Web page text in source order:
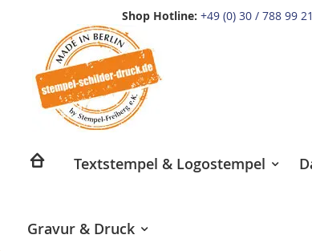
Shop Hotline: +49 (0) 30 / 788 99
springen
Textstempel & Logostempel
Gravur & Druck